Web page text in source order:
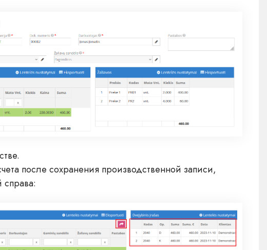
после сохранения производственной записи,